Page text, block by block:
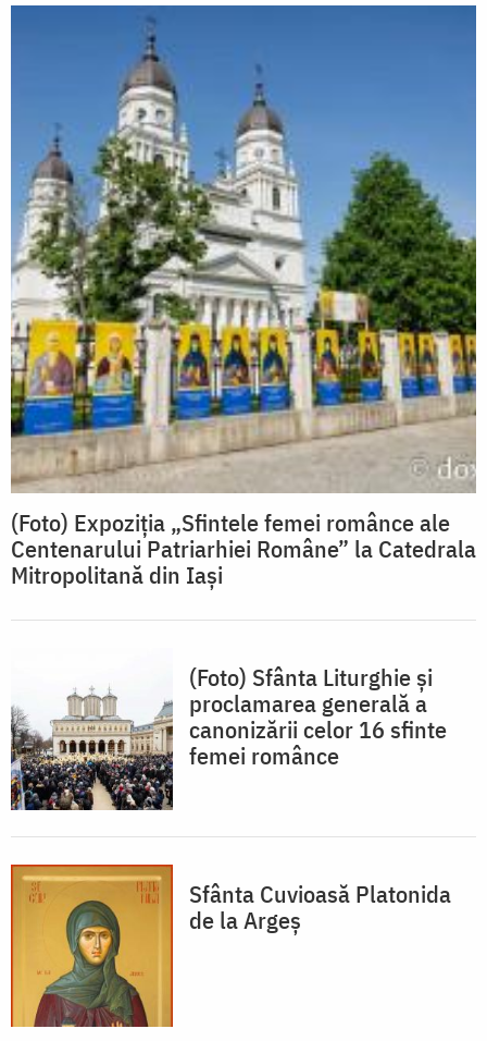
(Foto) Expoziția „Sfintele femei românce ale
Centenarului Patriarhiei Române” la Catedrala
Mitropolitană din Iași
(Foto) Sfânta Liturghie și
proclamarea generală a
canonizării celor 16 sfinte
femei românce
Sfânta Cuvioasă Platonida
de la Argeș